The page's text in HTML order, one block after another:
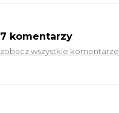
7 komentarzy
zobacz wszystkie komentarze